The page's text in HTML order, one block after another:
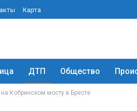
Карта
ДТП Общество
Кобринском мосту в Бресте